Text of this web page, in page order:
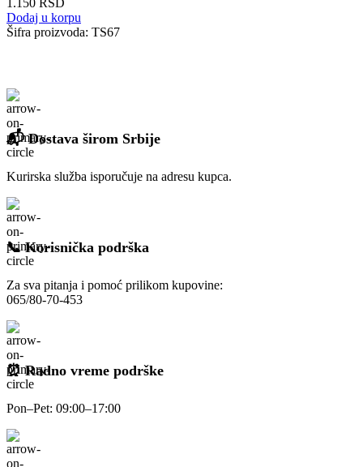
1.150 RSD
Dodaj u korpu
Šifra proizvoda: TS67
📬 Dostava širom Srbije
Kurirska služba isporučuje na adresu kupca.
📞 Korisnička podrška
Za sva pitanja i pomoć prilikom kupovine:
065/80-70-453
⏰ Radno vreme podrške
Pon–Pet: 09:00–17:00